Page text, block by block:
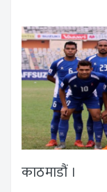
काठमाडौं ।